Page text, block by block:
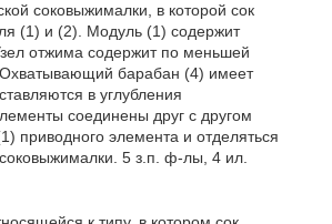
соковыжималки, в которой сок
(1) и (2). Модуль (1) содержит
отжима содержит по меньшей
барабан (4) имеет
в углубления
соединены друг с другом
приводного элемента и отделяться
соковыжималки. 5 з.п. ф-лы, 4 ил.